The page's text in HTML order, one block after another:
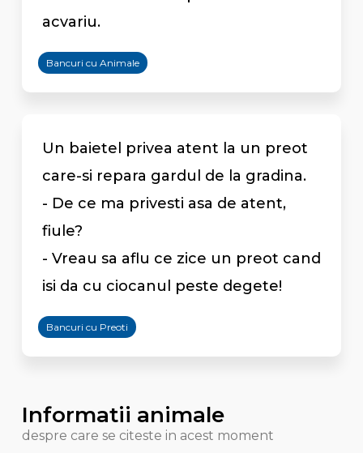
acvariu.
Bancuri cu Animale
Un baietel privea atent la un preot
care-si repara gardul de la gradina.
- De ce ma privesti asa de atent,
fiule?
- Vreau sa aflu ce zice un preot cand
isi da cu ciocanul peste degete!
Bancuri cu Preoti
Informatii animale
despre care se citeste in acest moment